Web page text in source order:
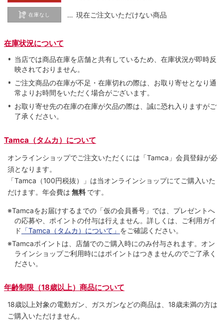
在庫なし … 現在ご注文いただけない商品
在庫状況について
当店では商品在庫を店舗と共有しているため、在庫状況が即時反
映されておりません。
ご注文商品の在庫が不足・在庫切れの際は、お取り寄せとなり通
常よりお時間をいただく場合がございます。
お取り寄せ先の在庫の在庫が欠品の際は、誠に恐れ入りますがご
了承ください。
Tamca（タムカ）について
オンラインショップでご注⽂いただくには「Tamca」会員登録が必
須となります。
「Tamca （100円税抜）
」は当オンラインショップにてご購⼊いた
だけます。 年会費は 無料 です。
※Tamcaをお届けするまでの「仮の会員番号」では、プレゼントへ
の応募や、ポイントの付与は⾏えません。詳しくは、ご利⽤ガイ
ド 「Tamca（タムカ）について」 をご確認ください。
※Tamcaポイントは、店舗でのご購⼊時にのみ付与されます。オン
ラインショップご利用時にはポイントはつきませんのでご了承く
ださい。
年齢制限（18歳以上）商品について
18歳以上対象の電動ガン、ガスガンなどの商品は、18歳未満の方は
ご購入いただけません。